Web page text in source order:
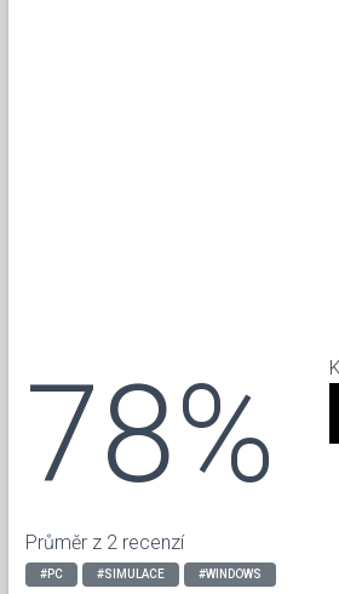
78%
Průměr z 2 recenzí
#PC #SIMULACE #WINDOWS